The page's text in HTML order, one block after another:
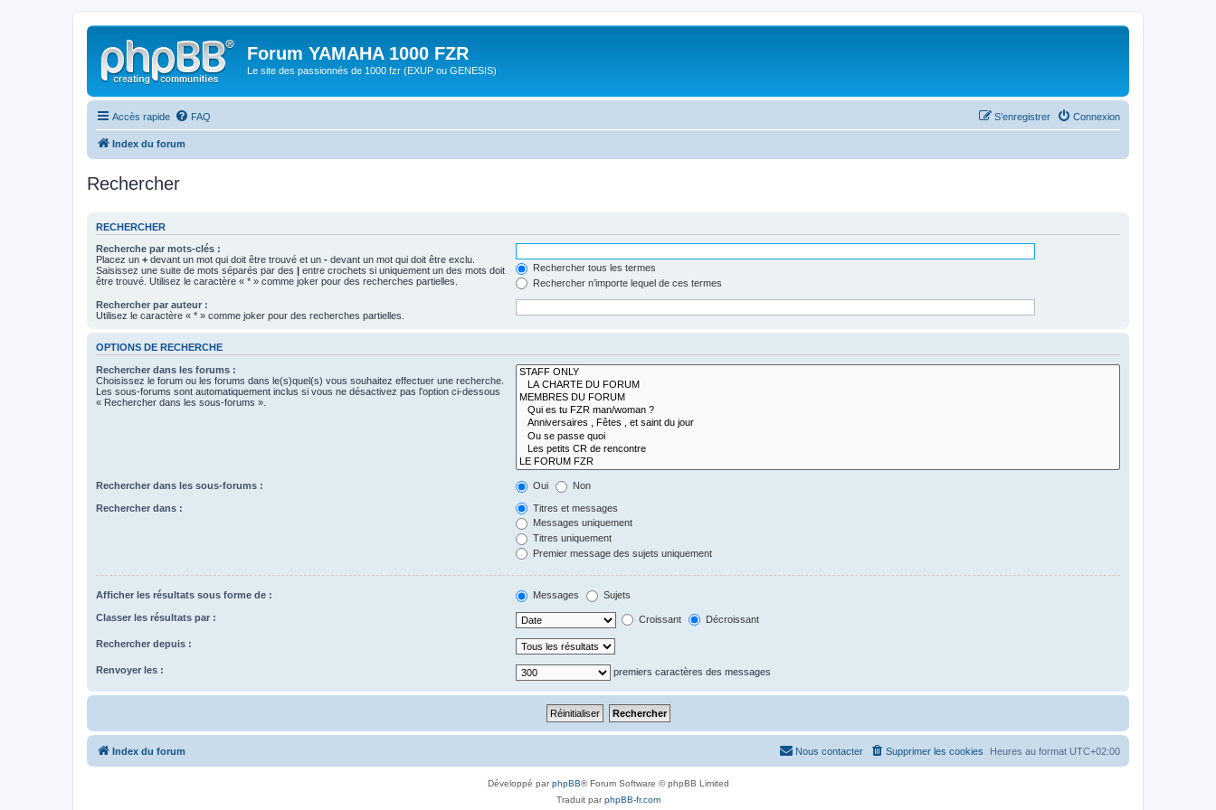
Forum YAMAHA 1000 FZR
Le site des passionnés de 1000 fzr (EXUP ou GENESIS)
Accès rapide FAQ Connexion
S’enregistrer
Index du forum
Rechercher
RECHERCHER
Recherche par mots-clés :
Placez un + devant un mot qui doit être trouvé et un - devant un mot qui doit être exclu.
Saisissez une suite de mots séparés par des | entre crochets si uniquement un des mots doit
être trouvé. Utilisez le caractère « * » comme joker pour des recherches partielles.
Rechercher tous les termes
Rechercher n’importe lequel de ces termes
Rechercher par auteur :
Utilisez le caractère « * » comme joker pour des recherches partielles.
OPTIONS DE RECHERCHE
Rechercher dans les forums :
Choisissez le forum ou les forums dans le(s)quel(s) vous souhaitez effectuer une recherche.
Les sous-forums sont automatiquement inclus si vous ne désactivez pas l’option ci-dessous
« Rechercher dans les sous-forums ».
Rechercher dans les sous-forums : Oui Non
Rechercher dans :
Titres et messages
Messages uniquement
Titres uniquement
Premier message des sujets uniquement
Afficher les résultats sous forme de : Messages Sujets
Classer les résultats par : Croissant Décroissant
Rechercher depuis :
Renvoyer les : premiers caractères des messages
Index du forum Heures au format UTC+02:00
Supprimer les cookies
Nous contacter
Développé parphpBB® Forum Software © phpBB Limited
Traduit parphpBB-fr.com